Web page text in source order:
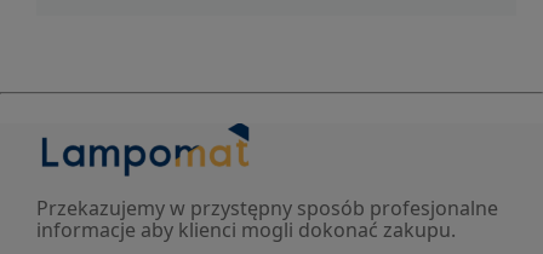
Przekazujemy w przystępny sposób profesjonalne
informacje aby klienci mogli dokonać zakupu.